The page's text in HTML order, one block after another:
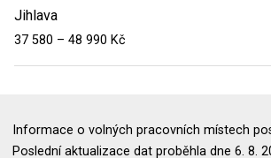
Jihlava
37 580 – 48 990 Kč
Informace o volných pracovních místech
Poslední aktualizace dat proběhla dne 6. 8.